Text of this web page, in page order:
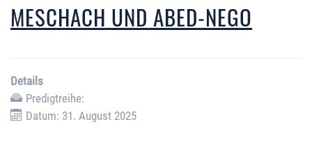
MESCHACH UND ABED-NEGO
Details
Predigtreihe:
Datum: 31. August 2025